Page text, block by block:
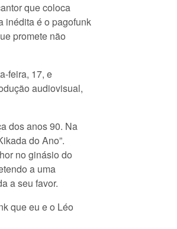
que coloca
inédita é o pagofunk
promete não
feira, 17, e
audiovisual,
dos anos 90. Na
do Ano”.
no ginásio do
a uma
a seu favor.
que eu e o Léo